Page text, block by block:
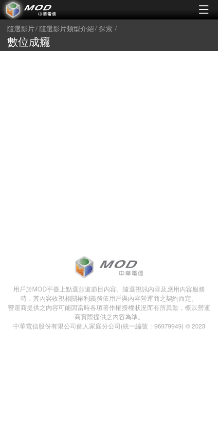
隨選影片 隨選影片類型介紹 探索
數位成癮
用戶於MOD平臺上點選頻道節目內容、隨選視訊內容及應用內容服務
時，其內容收視相關權利義務依用戶與內容營運商之契約而定。
營運商提供之內容可能因當時各項著作權授權狀況而有所異動，概以營運
商實際提供之內容為準。
中華電信股份有限公司個人家庭分公司(統一編號：96979949) © 2023